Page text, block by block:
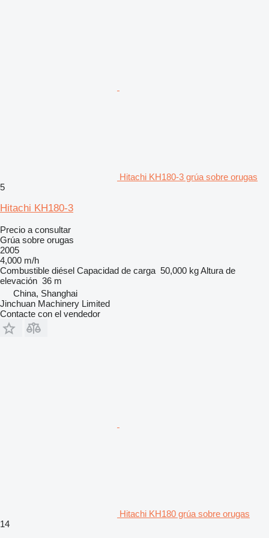
Hitachi KH180-3 grúa sobre orugas
5
Hitachi KH180-3
Precio a consultar
Grúa sobre orugas
2005
4,000 m/h
Combustible diésel Capacidad de carga 50,000 kgAltura de
elevación 36 m
China, Shanghai
Jinchuan Machinery Limited
Contacte con el vendedor
Hitachi KH180 grúa sobre orugas
14